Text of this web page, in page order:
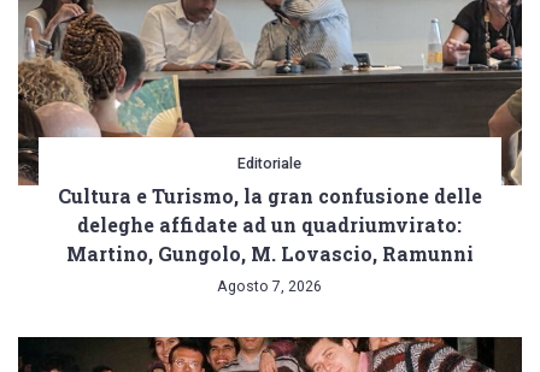
Editoriale
Cultura e Turismo, la gran confusione delle
deleghe affidate ad un quadriumvirato:
Martino, Gungolo, M. Lovascio, Ramunni
Agosto 7, 2026